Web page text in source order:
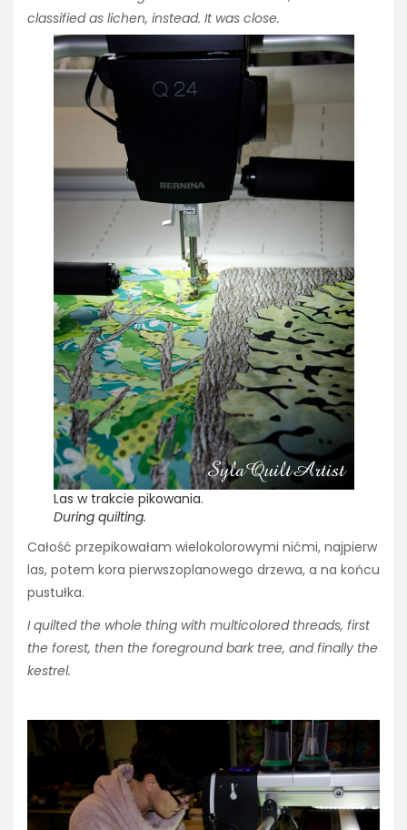
classified as lichen, instead. It was close.
Las w trakcie pikowania.
During quilting.
Całość przepikowałam wielokolorowymi nićmi, najpierw
las, potem kora pierwszoplanowego drzewa, a na końcu
pustułka.
I quilted the whole thing with multicolored threads, first
the forest, then the foreground bark tree, and finally the
kestrel.